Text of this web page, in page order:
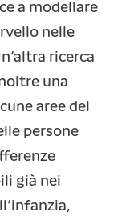
a modellare
nelle
ricerca
una
aree del
persone
già nei